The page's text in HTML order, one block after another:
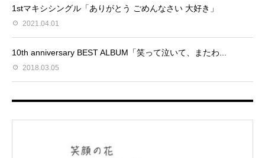
1stマキシシングル「ありがとう ごめんなさい 大好き」
2021.04.01
10th anniversary BEST ALBUM「笑って泣いて、またわ...
2018.03.05